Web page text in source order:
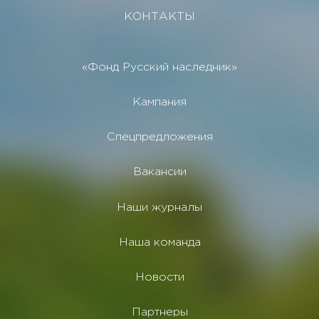
КОНТАКТЫ
«Фонд Русский наследник»
Кампания
Спецпредложения
Вакансии
Наши журналы
Наша команда
Новости
Партнеры